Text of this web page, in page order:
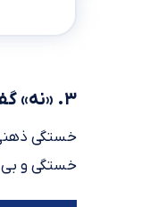
۳. «نه» گفتن را یاد بگیرید
خستگی
خستگی و بی